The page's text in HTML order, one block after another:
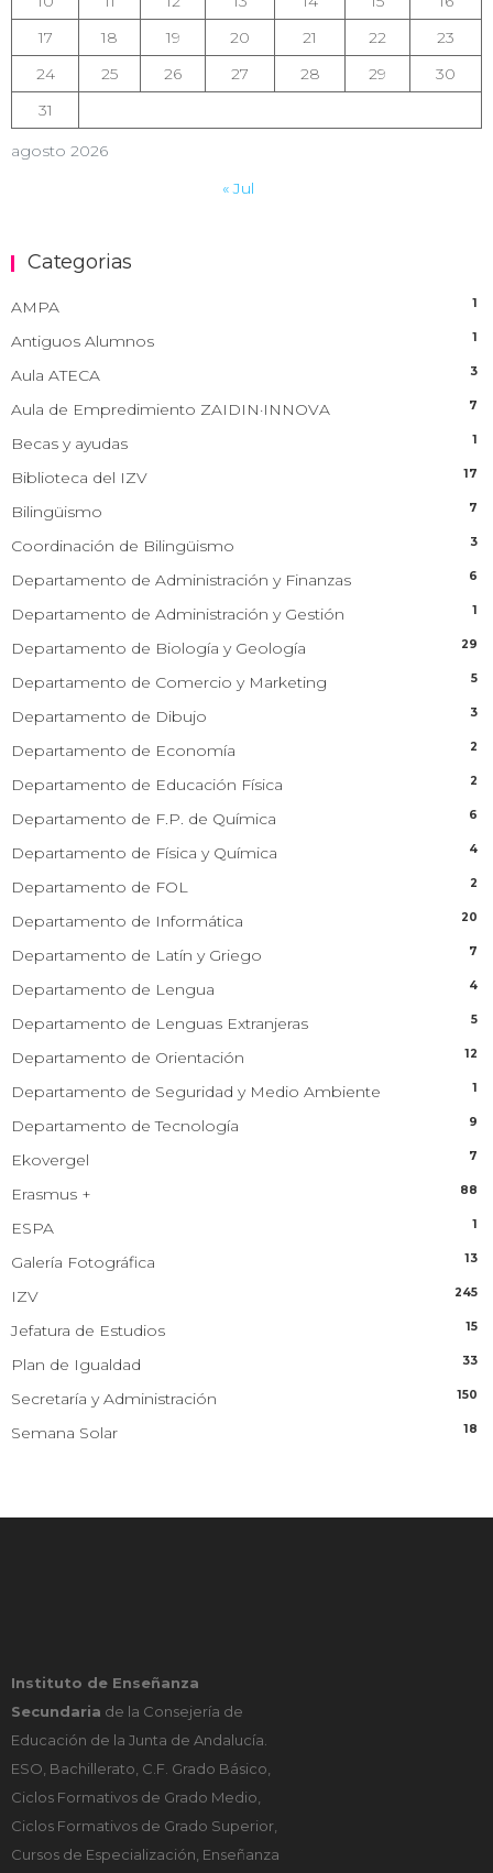
agosto 2026
17
18 19 20 21 22
23
24
25 26 27 28 29
30
31
« Jul
Categorias
AMPA 1
Antiguos Alumnos 1
Aula ATECA 3
Aula de Empredimiento ZAIDIN·INNOVA 7
Becas y ayudas 1
Biblioteca del IZV 17
Bilingüismo 7
Coordinación de Bilingüismo 3
Departamento de Administración y Finanzas 6
Departamento de Administración y Gestión 1
Departamento de Biología y Geología 29
Departamento de Comercio y Marketing 5
Departamento de Dibujo 3
Departamento de Economía 2
Departamento de Educación Física 2
Departamento de F.P. de Química 6
Departamento de Física y Química 4
Departamento de FOL 2
Departamento de Informática 20
Departamento de Latín y Griego 7
Departamento de Lengua 4
Departamento de Lenguas Extranjeras 5
Departamento de Orientación 12
Departamento de Seguridad y Medio Ambiente 1
Departamento de Tecnología 9
Ekovergel 7
Erasmus + 88
ESPA 1
Galería Fotográfica 13
IZV 245
Jefatura de Estudios 15
Plan de Igualdad 33
Secretaría y Administración 150
Semana Solar 18
Instituto de Enseñanza
Secundaria de la Consejería de
Educación de la Junta de Andalucía.
ESO, Bachillerato, C.F. Grado Básico,
Ciclos Formativos de Grado Medio,
Ciclos Formativos de Grado Superior,
Cursos de Especialización, Enseñanza